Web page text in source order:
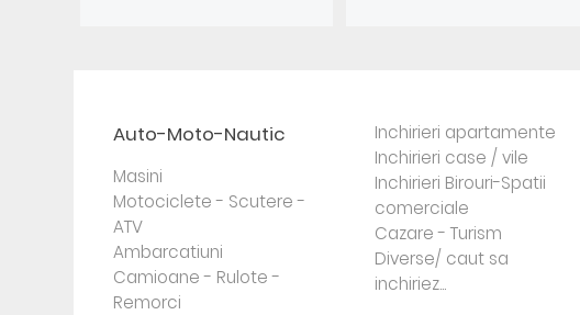
Auto-Moto-Nautic
Masini
Motociclete - Scutere -
ATV
Ambarcatiuni
Camioane - Rulote -
Remorci
Inchirieri apartamente
Inchirieri case / vile
Inchirieri Birouri-Spatii
comerciale
Cazare - Turism
Diverse/ caut sa
inchiriez...